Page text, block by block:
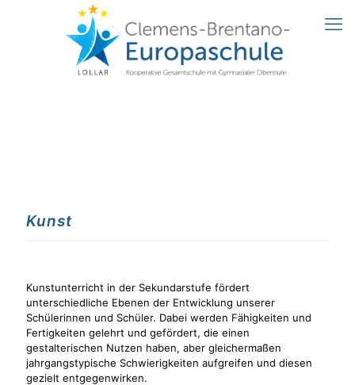
Kunst
Kunstunterricht in der Sekundarstufe fördert
unterschiedliche Ebenen der Entwicklung unserer
Schülerinnen und Schüler. Dabei werden Fähigkeiten und
Fertigkeiten gelehrt und gefördert, die einen
gestalterischen Nutzen haben, aber gleichermaßen
jahrgangstypische Schwierigkeiten aufgreifen und diesen
gezielt entgegenwirken.